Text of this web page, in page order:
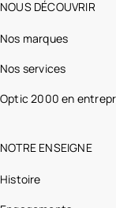
NOUS DÉCOUVRIR
Nos marques
Nos services
Optic 2000 en
NOTRE ENSEIGNE
Histoire